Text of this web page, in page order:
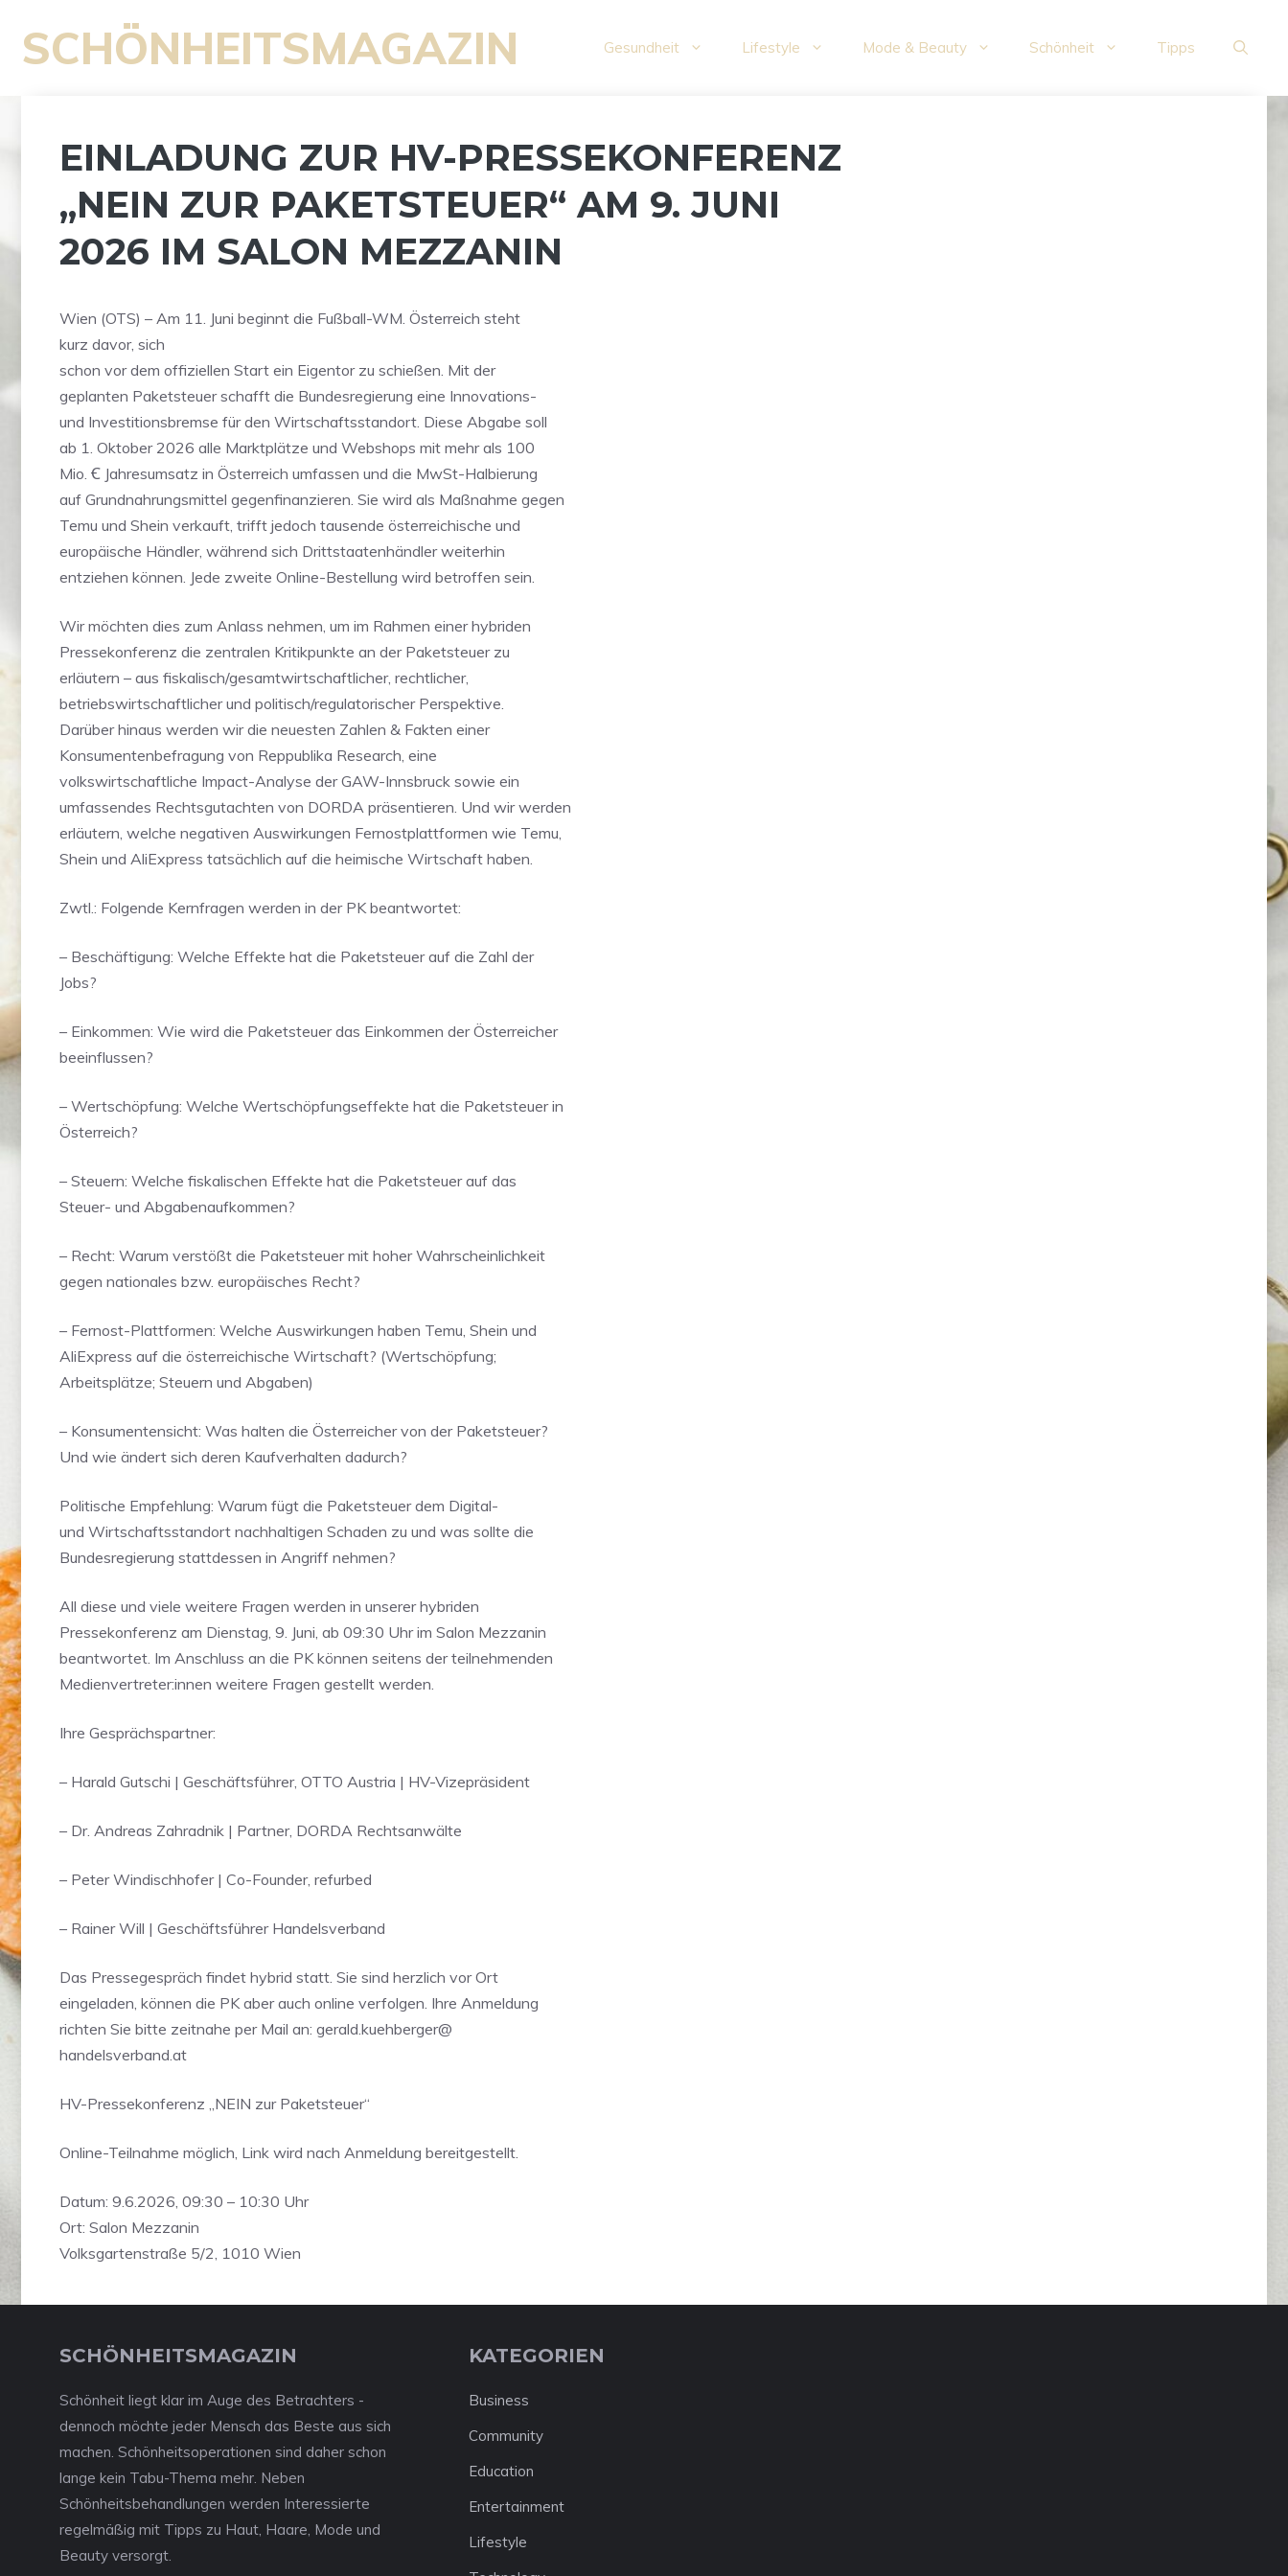
Inhalt
springen
SCHÖNHEITSMAGAZIN Gesundheit Lifestyle Mode & Beauty Schönheit Tipps
EINLADUNG ZUR HV-PRESSEKONFERENZ
„NEIN ZUR PAKETSTEUER“ AM 9. JUNI
2026 IM SALON MEZZANIN
Wien (OTS) – Am 11. Juni beginnt die Fußball-WM. Österreich steht
kurz davor, sich
schon vor dem offiziellen Start ein Eigentor zu schießen. Mit der
geplanten Paketsteuer schafft die Bundesregierung eine Innovations-
und Investitionsbremse für den Wirtschaftsstandort. Diese Abgabe soll
ab 1. Oktober 2026 alle Marktplätze und Webshops mit mehr als 100
Mio. Ꞓ Jahresumsatz in Österreich umfassen und die MwSt-Halbierung
auf Grundnahrungsmittel gegenfinanzieren. Sie wird als Maßnahme gegen
Temu und Shein verkauft, trifft jedoch tausende österreichische und
europäische Händler, während sich Drittstaatenhändler weiterhin
entziehen können. Jede zweite Online-Bestellung wird betroffen sein.
Wir möchten dies zum Anlass nehmen, um im Rahmen einer hybriden
Pressekonferenz die zentralen Kritikpunkte an der Paketsteuer zu
erläutern – aus fiskalisch/gesamtwirtschaftlicher, rechtlicher,
betriebswirtschaftlicher und politisch/regulatorischer Perspektive.
Darüber hinaus werden wir die neuesten Zahlen & Fakten einer
Konsumentenbefragung von Reppublika Research, eine
volkswirtschaftliche Impact-Analyse der GAW-Innsbruck sowie ein
umfassendes Rechtsgutachten von DORDA präsentieren. Und wir werden
erläutern, welche negativen Auswirkungen Fernostplattformen wie Temu,
Shein und AliExpress tatsächlich auf die heimische Wirtschaft haben.
Zwtl.: Folgende Kernfragen werden in der PK beantwortet:
– Beschäftigung: Welche Effekte hat die Paketsteuer auf die Zahl der
Jobs?
– Einkommen: Wie wird die Paketsteuer das Einkommen der Österreicher
beeinflussen?
– Wertschöpfung: Welche Wertschöpfungseffekte hat die Paketsteuer in
Österreich?
– Steuern: Welche fiskalischen Effekte hat die Paketsteuer auf das
Steuer- und Abgabenaufkommen?
– Recht: Warum verstößt die Paketsteuer mit hoher Wahrscheinlichkeit
gegen nationales bzw. europäisches Recht?
– Fernost-Plattformen: Welche Auswirkungen haben Temu, Shein und
AliExpress auf die österreichische Wirtschaft? (Wertschöpfung;
Arbeitsplätze; Steuern und Abgaben)
– Konsumentensicht: Was halten die Österreicher von der Paketsteuer?
Und wie ändert sich deren Kaufverhalten dadurch?
Politische Empfehlung: Warum fügt die Paketsteuer dem Digital-
und Wirtschaftsstandort nachhaltigen Schaden zu und was sollte die
Bundesregierung stattdessen in Angriff nehmen?
All diese und viele weitere Fragen werden in unserer hybriden
Pressekonferenz am Dienstag, 9. Juni, ab 09:30 Uhr im Salon Mezzanin
beantwortet. Im Anschluss an die PK können seitens der teilnehmenden
Medienvertreter:innen weitere Fragen gestellt werden.
Ihre Gesprächspartner:
– Harald Gutschi | Geschäftsführer, OTTO Austria | HV-Vizepräsident
– Dr. Andreas Zahradnik | Partner, DORDA Rechtsanwälte
– Peter Windischhofer | Co-Founder, refurbed
– Rainer Will | Geschäftsführer Handelsverband
Das Pressegespräch findet hybrid statt. Sie sind herzlich vor Ort
eingeladen, können die PK aber auch online verfolgen. Ihre Anmeldung
richten Sie bitte zeitnahe per Mail an: gerald.kuehberger@
handelsverband.at
HV-Pressekonferenz „NEIN zur Paketsteuer“
Online-Teilnahme möglich, Link wird nach Anmeldung bereitgestellt.
Datum: 9.6.2026, 09:30 – 10:30 Uhr
Ort: Salon Mezzanin
Volksgartenstraße 5/2, 1010 Wien
SCHÖNHEITSMAGAZIN
Schönheit liegt klar im Auge des Betrachters -
dennoch möchte jeder Mensch das Beste aus sich
machen. Schönheitsoperationen sind daher schon
lange kein Tabu-Thema mehr. Neben
Schönheitsbehandlungen werden Interessierte
regelmäßig mit Tipps zu Haut, Haare, Mode und
Beauty versorgt.
KATEGORIEN
Business
Community
Education
Entertainment
Lifestyle